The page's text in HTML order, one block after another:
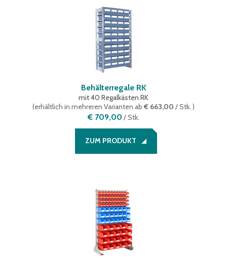
Behälterregale RK
mit 40 Regalkästen RK
(erhältlich in mehreren Varianten ab € 663,00 / Stk. )
€ 709,00 /Stk.
ZUM PRODUKT